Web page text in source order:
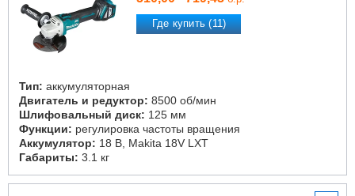
Где купить (11)
Тип: аккумуляторная
Двигатель и редуктор: 8500 об/мин
Шлифовальный диск: 125 мм
Функции: регулировка частоты вращения
Аккумулятор: 18 В, Makita 18V LXT
Габариты: 3.1 кг